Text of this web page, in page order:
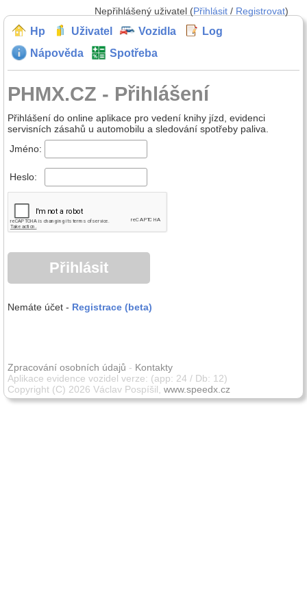
Nepřihlášený uživatel (Přihlásit / Registrovat)
Hp Uživatel Vozidla
Log
Nápověda
Spotřeba
PHMX.CZ - Přihlášení
Přihlášení do online aplikace pro vedení knihy jízd, evidenci
servisních zásahů u automobilu a sledování spotřeby paliva.
Jméno:
Heslo:
Nemáte účet - Registrace (beta)
Zpracování osobních údajů - Kontakty
Aplikace evidence vozidel verze: (app: 24 / Db: 12)
Copyright (C) 2026 Václav Pospíšil, www.speedx.cz